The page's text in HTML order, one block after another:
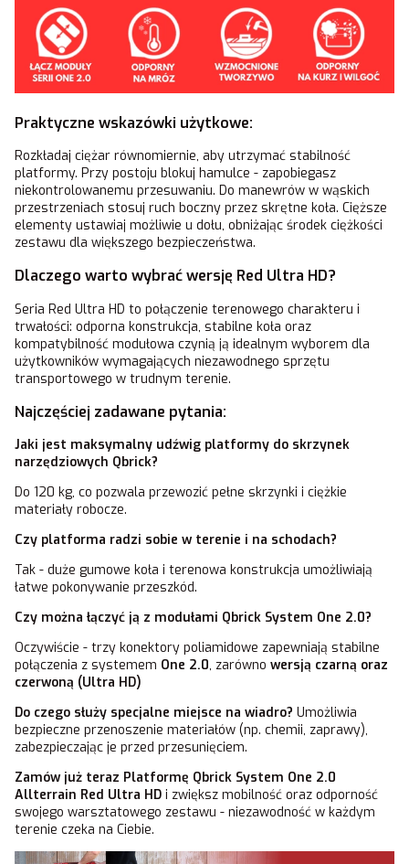
Praktyczne wskazówki użytkowe:
Rozkładaj ciężar równomiernie, aby utrzymać stabilność
platformy. Przy postoju blokuj hamulce - zapobiegasz
niekontrolowanemu przesuwaniu. Do manewrów w wąskich
przestrzeniach stosuj ruch boczny przez skrętne koła. Cięższe
elementy ustawiaj możliwie u dołu, obniżając środek ciężkości
zestawu dla większego bezpieczeństwa.
Dlaczego warto wybrać wersję Red Ultra HD?
Seria Red Ultra HD to połączenie terenowego charakteru i
trwałości: odporna konstrukcja, stabilne koła oraz
kompatybilność modułowa czynią ją idealnym wyborem dla
użytkowników wymagających niezawodnego sprzętu
transportowego w trudnym terenie.
Najczęściej zadawane pytania:
Jaki jest maksymalny udźwig platformy do skrzynek
narzędziowych Qbrick?
Do 120 kg, co pozwala przewozić pełne skrzynki i ciężkie
materiały robocze.
Czy platforma radzi sobie w terenie i na schodach?
Tak - duże gumowe koła i terenowa konstrukcja umożliwiają
łatwe pokonywanie przeszkód.
Czy można łączyć ją z modułami Qbrick System One 2.0?
Oczywiście - trzy konektory poliamidowe zapewniają stabilne
połączenia z systemem One 2.0, zarówno wersją czarną oraz
czerwoną (Ultra HD)
Do czego służy specjalne miejsce na wiadro? Umożliwia
bezpieczne przenoszenie materiałów (np. chemii, zaprawy),
zabezpieczając je przed przesunięciem.
Zamów już teraz Platformę Qbrick System One 2.0
Allterrain Red Ultra HD i zwiększ mobilność oraz odporność
swojego warsztatowego zestawu - niezawodność w każdym
terenie czeka na Ciebie.